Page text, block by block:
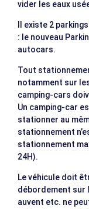
vider les eaux
Il existe 2
: le nouveau
autocars.
Tout
notamment sur
camping-cars
Un camping-car
stationner au
stationnement
stationnement
24H).
Le véhicule doit
débordement sur
auvent etc. ne